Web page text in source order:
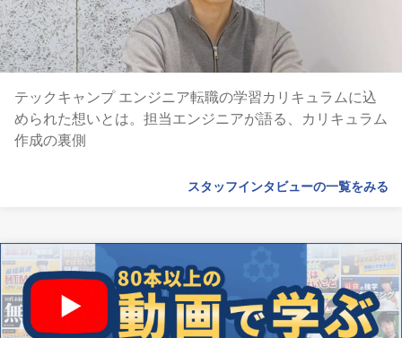
テックキャンプ エンジニア転職の学習カリキュラムに込
められた想いとは。担当エンジニアが語る、カリキュラム
作成の裏側
スタッフインタビューの一覧をみる